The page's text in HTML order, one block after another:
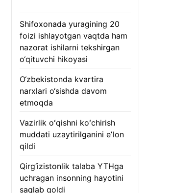
Shifoxonada yuragining 20
foizi ishlayotgan vaqtda ham
nazorat ishilarni tekshirgan
o‘qituvchi hikoyasi
O‘zbekistonda kvartira
narxlari o‘sishda davom
etmoqda
Vazirlik oʻqishni koʻchirish
muddati uzaytirilganini eʼlon
qildi
Qirg‘izistonlik talaba YTHga
uchragan insonning hayotini
saqlab qoldi